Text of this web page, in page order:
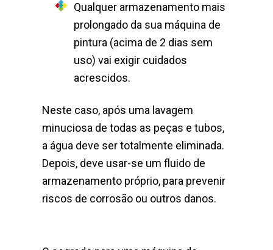
Qualquer armazenamento mais
prolongado da sua máquina de
pintura (acima de 2 dias sem
uso) vai exigir cuidados
acrescidos.
Neste caso, após uma lavagem
minuciosa de todas as peças e tubos,
a água deve ser totalmente eliminada.
Depois, deve usar-se um fluido de
armazenamento próprio, para prevenir
riscos de corrosão ou outros danos.